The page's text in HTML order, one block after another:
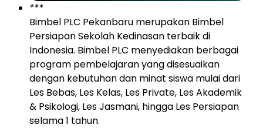
***
Bimbel PLC Pekanbaru merupakan Bimbel
Persiapan Sekolah Kedinasan terbaik di
Indonesia. Bimbel PLC menyediakan berbagai
program pembelajaran yang disesuaikan
dengan kebutuhan dan minat siswa mulai dari
Les Bebas, Les Kelas, Les Private, Les Akademik
& Psikologi, Les Jasmani, hingga Les Persiapan
selama 1 tahun.